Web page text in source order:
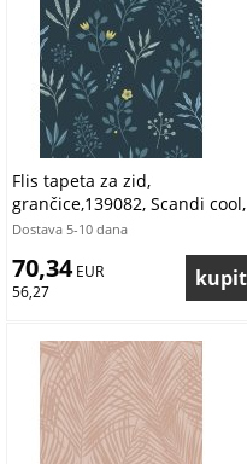
Flis tapeta za zid,
grančice,139082, Scandi cool,
Esta
Dostava 5-10 dana
70,34 EUR
56,27